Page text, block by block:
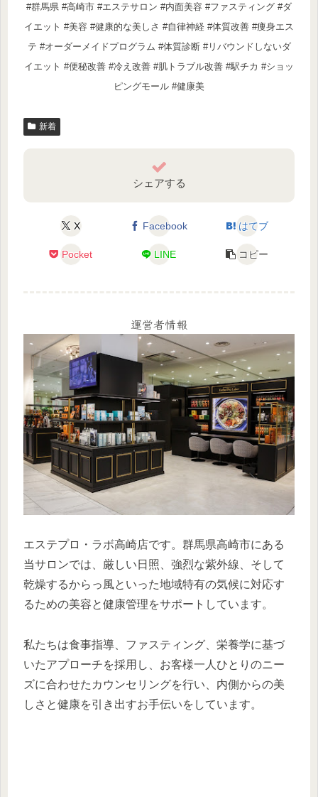
#群馬県 #高崎市 #エステサロン #内面美容 #ファスティング #ダ
イエット #美容 #健康的な美しさ #自律神経 #体質改善 #痩身エス
テ #オーダーメイドプログラム #体質診断 #リバウンドしないダ
イエット #便秘改善 #冷え改善 #肌トラブル改善 #駅チカ #ショッ
ピングモール #健康美
新着
シェアする
X Facebook はてブ
Pocket LINE コピー
運営者情報
エステプロ・ラボ高崎店です。群馬県高崎市にある
当サロンでは、厳しい日照、強烈な紫外線、そして
乾燥するからっ風といった地域特有の気候に対応す
るための美容と健康管理をサポートしています。
私たちは食事指導、ファスティング、栄養学に基づ
いたアプローチを採用し、お客様一人ひとりのニー
ズに合わせたカウンセリングを行い、内側からの美
しさと健康を引き出すお手伝いをしています。